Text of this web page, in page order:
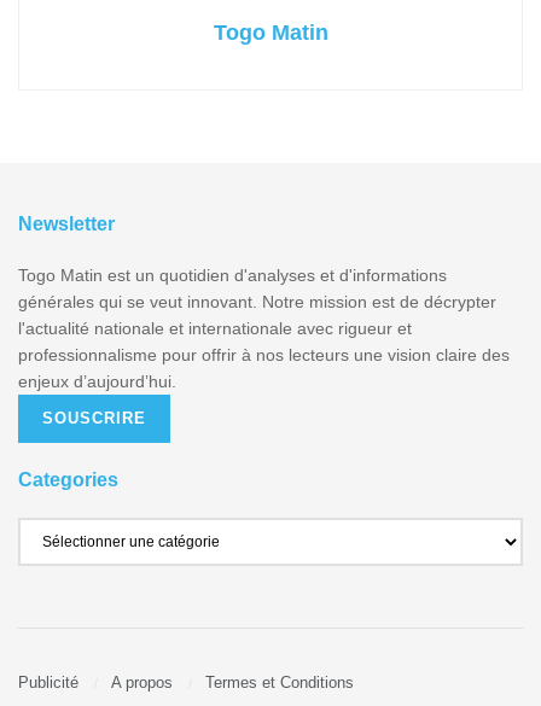
Togo Matin
Newsletter
Togo Matin est un quotidien d'analyses et d'informations
générales qui se veut innovant. Notre mission est de décrypter
l'actualité nationale et internationale avec rigueur et
professionnalisme pour offrir à nos lecteurs une vision claire des
enjeux d’aujourd’hui.
SOUSCRIRE
Categories
Publicité A propos Termes et Conditions